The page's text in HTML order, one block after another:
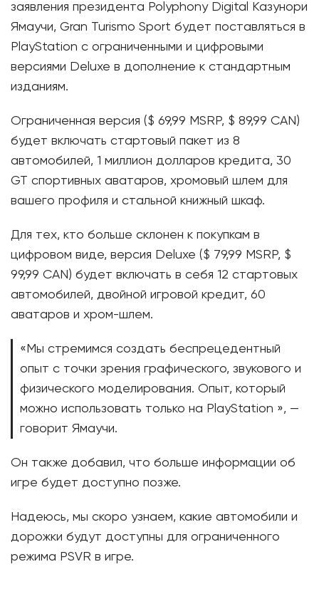
заявления президента Polyphony Digital Казунори
Ямаучи, Gran Turismo Sport будет поставляться в
PlayStation с ограниченными и цифровыми
версиями Deluxe в дополнение к стандартным
изданиям.
Ограниченная версия ($ 69,99 MSRP, $ 89,99 CAN)
будет включать стартовый пакет из 8
автомобилей, 1 миллион долларов кредита, 30
GT спортивных аватаров, хромовый шлем для
вашего профиля и стальной книжный шкаф.
Для тех, кто больше склонен к покупкам в
цифровом виде, версия Deluxe ($ 79,99 MSRP, $
99,99 CAN) будет включать в себя 12 стартовых
автомобилей, двойной игровой кредит, 60
аватаров и хром-шлем.
«Мы стремимся создать беспрецедентный
опыт с точки зрения графического, звукового и
физического моделирования. Опыт, который
можно использовать только на PlayStation », —
говорит Ямаучи.
Он также добавил, что больше информации об
игре будет доступно позже.
Надеюсь, мы скоро узнаем, какие автомобили и
дорожки будут доступны для ограниченного
режима PSVR в игре.